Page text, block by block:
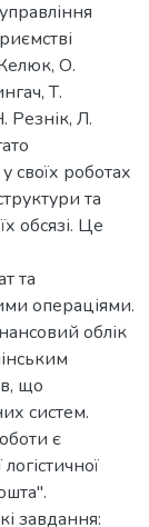
О.
Т.
Резнік, Л.
своїх роботах
та
обсязі. Це
та
операціями.
облік
що
систем.
є
завдання: